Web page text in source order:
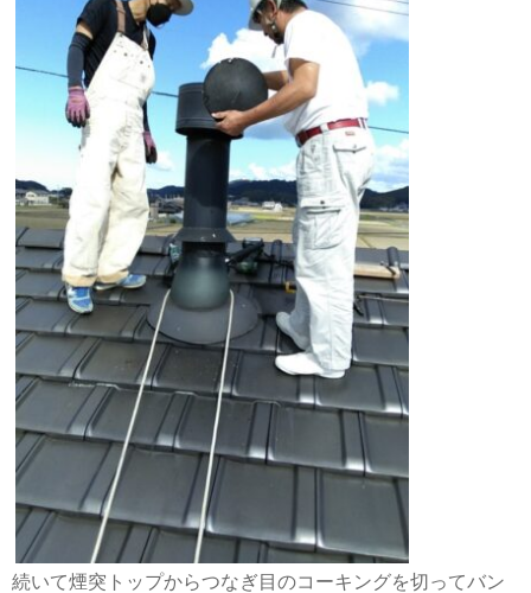
続いて煙突トップからつなぎ目のコーキングを切ってバン